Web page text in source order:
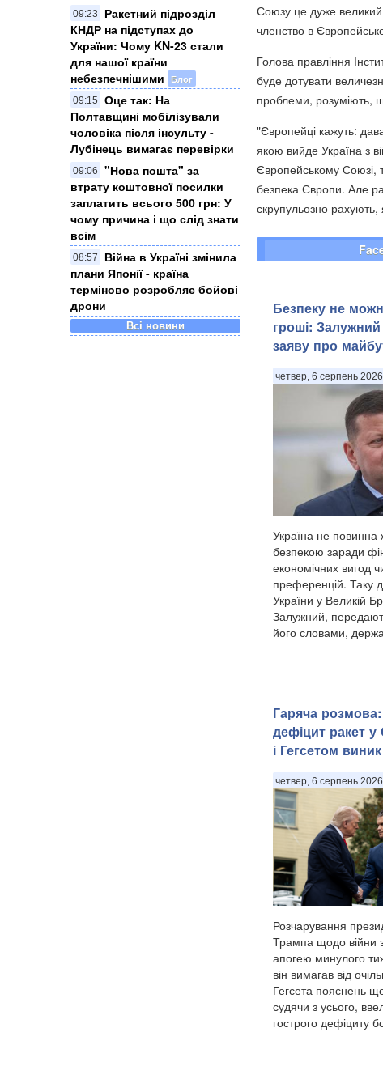
09:23
Ракетний підрозділ
КНДР на підступах до
України: Чому KN-23 стали
для нашої країни
небезпечнішими
Блог
09:15
Оце так: На
Полтавщині мобілізували
чоловіка після інсульту -
Лубінець вимагає перевірки
09:06
"Нова пошта" за
втрату коштовної посилки
заплатить всього 500 грн: У
чому причина і що слід знати
всім
08:57
Війна в Україні змінила
плани Японії - країна
терміново розробляє бойові
дрони
Всі новини
Союзу це дуже
членство в
Голова правління
буде дотувати
проблеми, розуміють,
"Європейці кажуть:
якою вийде Україна з
Європейському
безпека Європи. Але
скрупульозно
Безпеку не
гроші:
заяву про
четвер, 6 серпень
Україна не повинна
безпекою заради
економічних вигод
преференцій. Таку
України у Великій
Залужний,
його словами,
Гаряча
дефіцит ракет
і Гегсетом
четвер, 6 серпень
Розчарування
Трампа щодо війни
апогею минулого
він вимагав від
Гегсета пояснень
судячи з усього,
гострого дефіциту